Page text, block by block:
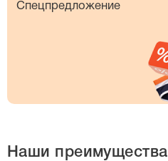
Спецпредложение
Наши преимущества